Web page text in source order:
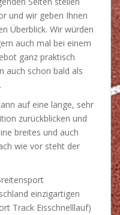
und wir geben Ihnen
Überblick. Wir würden
auch mal bei einem
ganz praktisch
auch schon bald als
auf eine lange, sehr
zurückblicken und
breites und auch
wie vor steht der
einzigartigen
Track Eisschnelllauf)